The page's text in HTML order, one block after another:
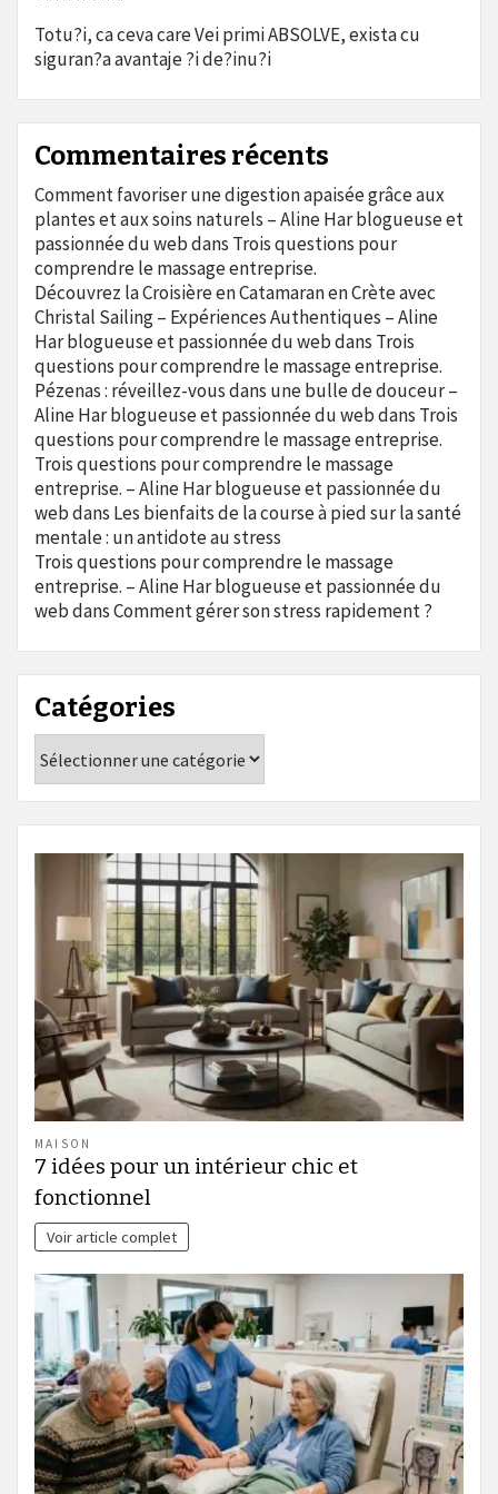
Totu?i, ca ceva care Vei primi ABSOLVE, exista cu
siguran?a avantaje ?i de?inu?i
Commentaires récents
Comment favoriser une digestion apaisée grâce aux
plantes et aux soins naturels – Aline Har blogueuse et
passionnée du webdans Trois questions pour
comprendre le massage entreprise.
Découvrez la Croisière en Catamaran en Crète avec
Christal Sailing – Expériences Authentiques – Aline
Har blogueuse et passionnée du webdans Trois
questions pour comprendre le massage entreprise.
Pézenas : réveillez-vous dans une bulle de douceur –
Aline Har blogueuse et passionnée du webdans Trois
questions pour comprendre le massage entreprise.
Trois questions pour comprendre le massage
entreprise. – Aline Har blogueuse et passionnée du
webdans Les bienfaits de la course à pied sur la santé
mentale : un antidote au stress
Trois questions pour comprendre le massage
entreprise. – Aline Har blogueuse et passionnée du
webdansComment gérer son stress rapidement ?
Catégories
MAISON
7 idées pour un intérieur chic et
fonctionnel
Voir article complet